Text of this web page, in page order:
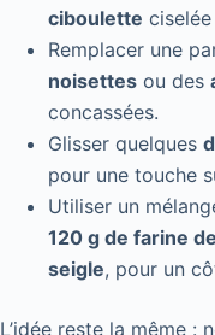
ciboulette
Remplacer une
noisettes ou des
concassées.
Glisser quelques
pour une touche
Utiliser un
120 g de farine
seigle, pour un
L’idée reste la même :